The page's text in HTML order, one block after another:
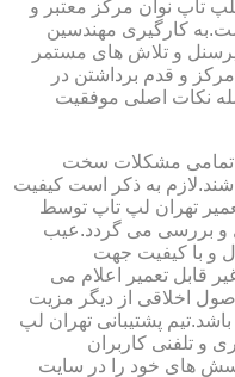
تاپ نوان مرکز معتبر و
کارگیری مهندسین
و تلاش های مستمر
و قدم برداشتن در
نکات اصلی موفقیت
تمامی مشکلات سخت
به ذکر است کیفیت
تهران لپ تاپ توسط
و بررسی می گردد.عیب
و با کیفیت جهت
قابل تعمیر اعلام می
اخلاقی از دیگر مزیت
پشتیبانی تهران لپ
و تلفنی کاربران
های خود را در سایت